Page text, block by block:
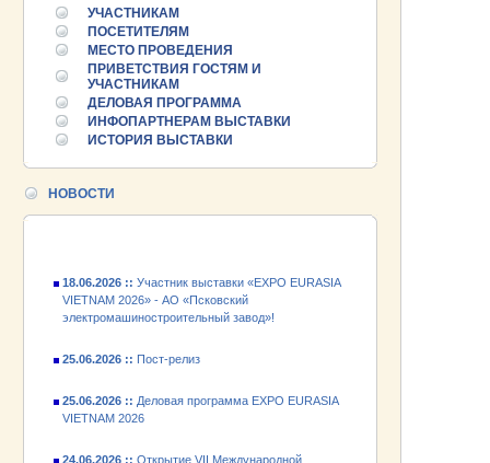
УЧАСТНИКАМ
ПОСЕТИТЕЛЯМ
МЕСТО ПРОВЕДЕНИЯ
ПРИВЕТСТВИЯ ГОСТЯМ И
УЧАСТНИКАМ
ДЕЛОВАЯ ПРОГРАММА
ИНФОПАРТНЕРАМ ВЫСТАВКИ
ИСТОРИЯ ВЫСТАВКИ
НОВОСТИ
25.06.2026 ::Пост-релиз
25.06.2026 :: Деловая программа EXPO EURASIA
VIETNAM 2026
промышленной выставки «EXPO EURASIA
VIETNAM 2026»
VIETNAM 2026» - АО «Псковский
электромашиностроительный завод»!
VIETNAM 2026
промышленной выставки «EXPO EURASIA